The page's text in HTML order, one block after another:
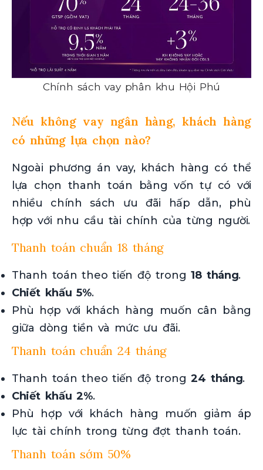
Chính sách vay phân khu Hội Phú
Nếu không vay ngân hàng, khách hàng
có những lựa chọn nào?
Ngoài phương án vay, khách hàng có thể
lựa chọn thanh toán bằng vốn tự có với
nhiều chính sách ưu đãi hấp dẫn, phù
hợp với nhu cầu tài chính của từng người.
Thanh toán chuẩn 18 tháng
Thanh toán theo tiến độ trong18 tháng.
Chiết khấu 5%.
Phù hợp với khách hàng muốn cân bằng
giữa dòng tiền và mức ưu đãi.
Thanh toán chuẩn 24 tháng
Thanh toán theo tiến độ trong24 tháng.
Chiết khấu 2%.
Phù hợp với khách hàng muốn giảm áp
lực tài chính trong từng đợt thanh toán.
Thanh toán sớm 50%